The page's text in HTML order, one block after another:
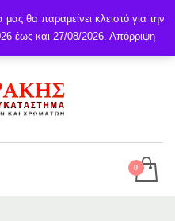
θα παραμείνει κλειστό για την
έως και 27/08/2026. Απόρριψη